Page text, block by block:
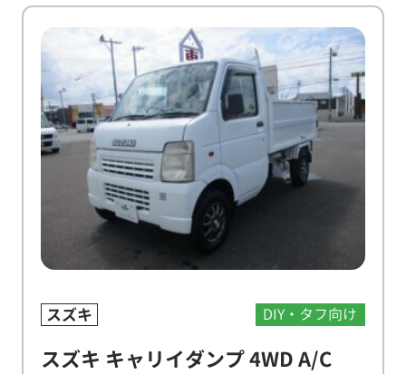
スズキ DIY・タフ向け
スズキ キャリイダンプ 4WD A/C